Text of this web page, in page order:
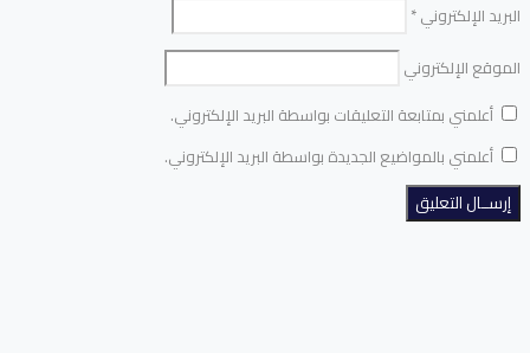
البريد الإلكتروني*
الموقع الإلكتروني
أعلمني بمتابعة التعليقات بواسطة البريد الإلكتروني.
أعلمني بالمواضيع الجديدة بواسطة البريد الإلكتروني.